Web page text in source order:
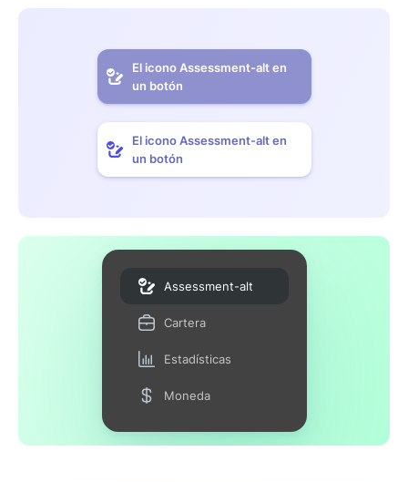
El icono Assessment-alt en
un botón
El icono Assessment-alt en
un botón
Assessment-alt
Cartera
Estadísticas
Moneda